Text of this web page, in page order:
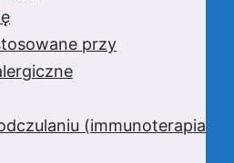
przy
(immunoterapia